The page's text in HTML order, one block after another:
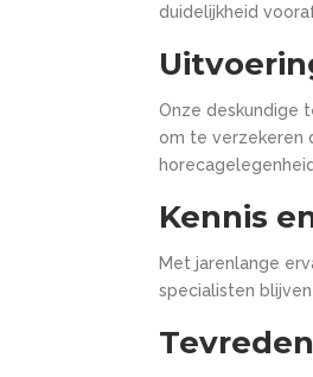
duidelijkheid
Onze deskundige
om te verzekeren
Kennis
Met jarenlange
specialisten